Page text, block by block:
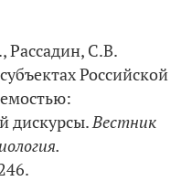
Рассадин, С.В.
Российской
дискурсы.Вестник